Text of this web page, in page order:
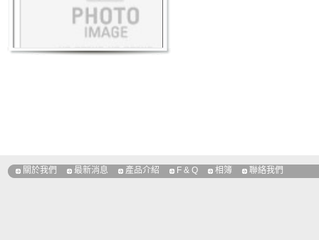
關於我們 最新消息 產品介紹 F & Q 相簿 聯絡我們